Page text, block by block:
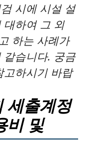
시에 시설 설
대하여 그 외
하는 사례가
같습니다. 궁금
고하시기 바랍
세출계정
비 및